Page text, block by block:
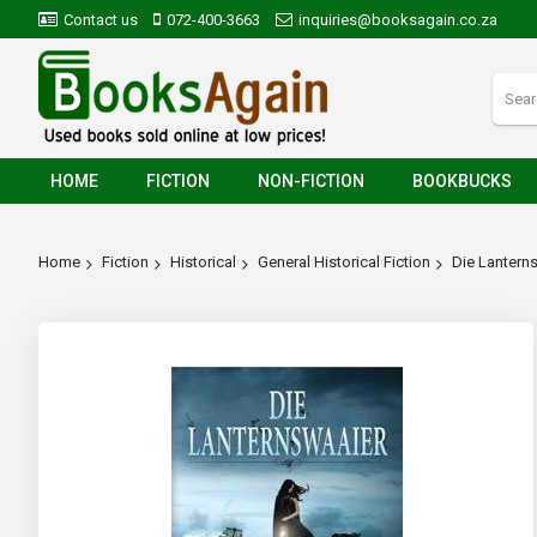
Contact us 072-400-3663 inquiries@booksagain.co.za
HOME FICTION NON-FICTION BOOKBUCKS
Home Fiction Historical General Historical Fiction Die